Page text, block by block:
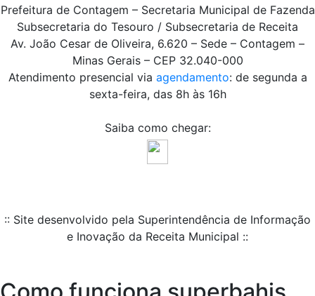
Prefeitura de Contagem – Secretaria Municipal de Fazenda
Subsecretaria do Tesouro / Subsecretaria de Receita
Av. João Cesar de Oliveira, 6.620 – Sede – Contagem –
Minas Gerais – CEP 32.040-000
Atendimento presencial via agendamento: de segunda a
sexta-feira, das 8h às 16h
Saiba como chegar:
:: Site desenvolvido pela Superintendência de Informação
e Inovação da Receita Municipal ::